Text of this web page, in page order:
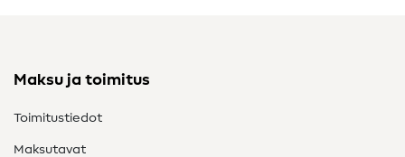
Maksu ja toimitus
Toimitustiedot
Maksutavat